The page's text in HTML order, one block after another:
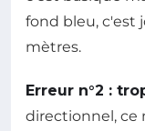
fond bleu, c'est
mètres.
Erreur n°2 :
directionnel, ce